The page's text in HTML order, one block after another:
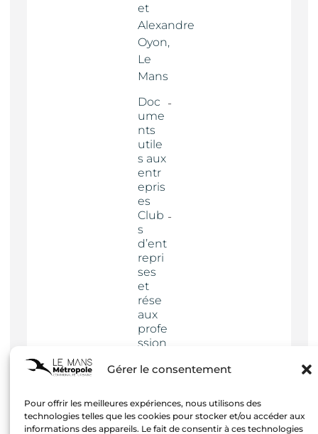
Gérer le consentement
Pour offrir les meilleures expériences, nous utilisons des
technologies telles que les cookies pour stocker et/ou accéder aux
informations des appareils. Le fait de consentir à ces technologies
et
Alexandre
Oyon,
Le
Mans
Doc
ume
nts
utile
s aux
entr
epris
es
Club
s
d’ent
repri
ses
et
rése
aux
profe
ssion
Actua